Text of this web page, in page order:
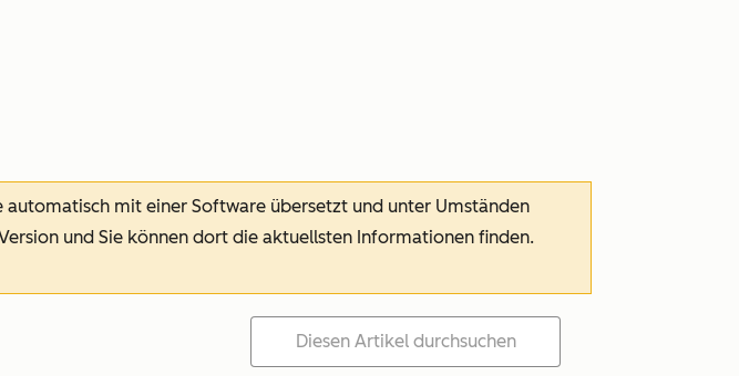
automatisch mit einer Software übersetzt und unter Umständen
und Sie können dort die aktuellsten Informationen finden.